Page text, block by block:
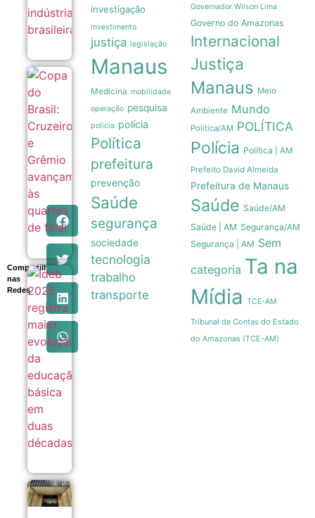
Compartilhe
nas
Redes
Brasil:
e Grêmio
avançam
quartas
05/08
Ideb
2025
registra
investigação
investimento
justiça legislação
Manaus
Medicina mobilidade
operação pesquisa
policia polícia
Política
prefeitura
prevenção
Saúde
segurança
sociedade
tecnologia
trabalho
transporte
Governador Wilson Lima
Governo do Amazonas
Internacional
Justiça
Manaus Meio
Ambiente Mundo
Politica/AM POLÍTICA
Polícia Política | AM
Prefeito David Almeida
Prefeitura de Manaus
Saúde Saúde/AM
Saúde | AM Segurança/AM
Segurança | AM Sem
categoria Ta na
Mídia TCE-AM
Tribunal de Contas do Estado
do Amazonas (TCE-AM)